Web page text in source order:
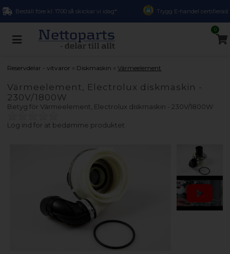
Beställ före kl. 17.00 så skickar vi idag* Trygg E-handel certifierad
0
Reservdelar - vitvaror » Diskmaskin »Värmeelement
Värmeelement, Electrolux diskmaskin -
230V/1800W
Betyg förVärmeelement, Electrolux diskmaskin - 230V/1800W
Log ind for at bedømme produktet